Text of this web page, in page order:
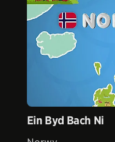
Ein Byd Bach Ni